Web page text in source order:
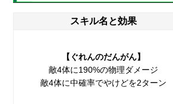
スキル名と効果
【ぐれんのだんがん】
敵4体に190%の物理ダメージ
敵4体に中確率でやけどを2ターン